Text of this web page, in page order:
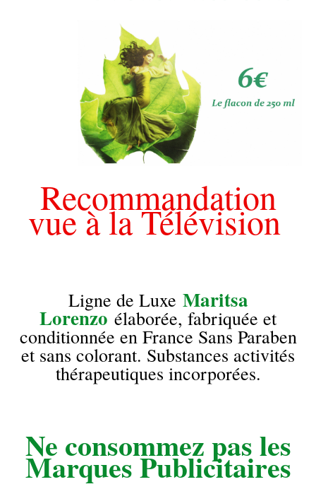
Recommandation
vue à la Télévision
Ligne de Luxe Maritsa
Lorenzo élaborée, fabriquée et
conditionnée en France Sans Paraben
et sans colorant. Substances activités
thérapeutiques incorporées.
Ne consommez pas les
Marques Publicitaires